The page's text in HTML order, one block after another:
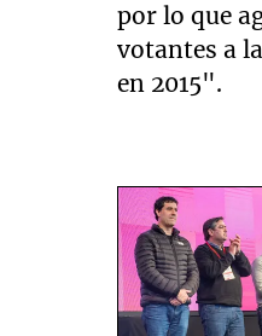
por lo que
votantes a
en 2015".